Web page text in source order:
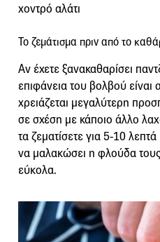
χοντρό αλάτι
Το ζεμάτισμα πριν από το
Αν έχετε ξανακαθαρίσει
επιφάνεια του βολβού
χρειάζεται μεγαλύτερη
σε σχέση με κάποιο άλλο
τα ζεματίσετε για 5-10
να μαλακώσει η φλούδα
εύκολα.